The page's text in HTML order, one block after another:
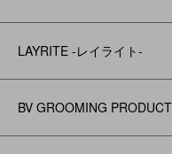
LAYRITE -レイライト-
BV GROOMING